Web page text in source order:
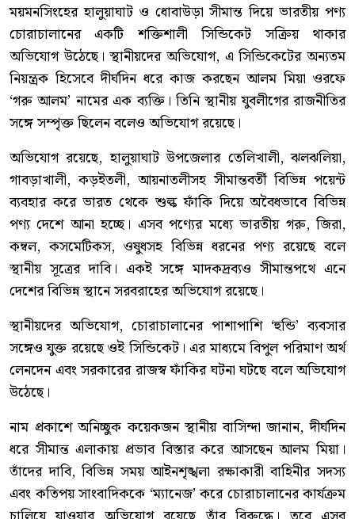
ময়মনসিংহের হালুয়াঘাট ও ধোবাউড়া সীমান্ত দিয়ে ভারতীয় পণ্য
চোরাচালানের একটি শক্তিশালী সিন্ডিকেট সক্রিয় থাকার
অভিযোগ উঠেছে। স্থানীয়দের অভিযোগ, এ সিন্ডিকেটের অন্যতম
নিয়ন্ত্রক হিসেবে দীর্ঘদিন ধরে কাজ করছেন আলম মিয়া ওরফে
‘গরু আলম’ নামের এক ব্যক্তি। তিনি স্থানীয় যুবলীগের রাজনীতির
সঙ্গে সম্পৃক্ত ছিলেন বলেও অভিযোগ রয়েছে।
অভিযোগ রয়েছে, হালুয়াঘাট উপজেলার তেলিখালী, ঝলঝলিয়া,
গাবড়াখালী, কড়ইতলী, আয়নাতলীসহ সীমান্তবর্তী বিভিন্ন পয়েন্ট
ব্যবহার করে ভারত থেকে শুল্ক ফাঁকি দিয়ে অবৈধভাবে বিভিন্ন
পণ্য দেশে আনা হচ্ছে। এসব পণ্যের মধ্যে ভারতীয় গরু, জিরা,
কম্বল, কসমেটিকস, ওষুধসহ বিভিন্ন ধরনের পণ্য রয়েছে বলে
স্থানীয় সূত্রের দাবি। একই সঙ্গে মাদকদ্রব্যও সীমান্তপথে এনে
দেশের বিভিন্ন স্থানে সরবরাহের অভিযোগ রয়েছে।
স্থানীয়দের অভিযোগ, চোরাচালানের পাশাপাশি ‘হুন্ডি’ ব্যবসার
সঙ্গেও যুক্ত রয়েছে ওই সিন্ডিকেট। এর মাধ্যমে বিপুল পরিমাণ অর্থ
লেনদেন এবং সরকারের রাজস্ব ফাঁকির ঘটনা ঘটছে বলে অভিযোগ
উঠেছে।
নাম প্রকাশে অনিচ্ছুক কয়েকজন স্থানীয় বাসিন্দা জানান, দীর্ঘদিন
ধরে সীমান্ত এলাকায় প্রভাব বিস্তার করে আসছেন আলম মিয়া।
তাঁদের দাবি, বিভিন্ন সময় আইনশৃঙ্খলা রক্ষাকারী বাহিনীর সদস্য
এবং কতিপয় সাংবাদিককে ‘ম্যানেজ’ করে চোরাচালানের কার্যক্রম